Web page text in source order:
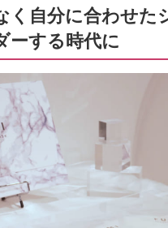
く自分に合わせた
ーする時代に